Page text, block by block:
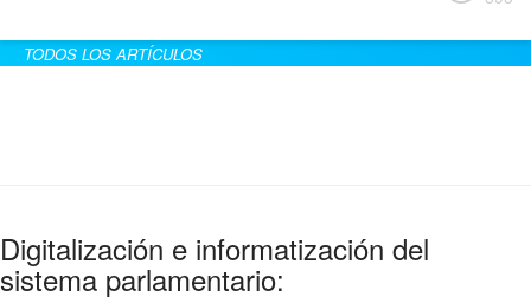
TODOS LOS ARTÍCULOS
Digitalización e informatización del
sistema parlamentario: